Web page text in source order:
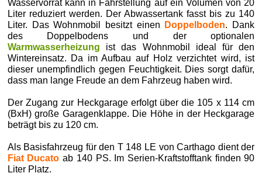
Wasservorrat kann in Fahrstellung auf ein Volumen von 20
Liter reduziert werden. Der Abwassertank fasst bis zu 140
Liter. Das Wohnmobil besitzt einen
Doppelboden. Dank
des Doppelbodens und der optionalen
Warmwasserheizung ist das Wohnmobil ideal für den
Wintereinsatz. Da im Aufbau auf Holz verzichtet wird, ist
dieser unempfindlich gegen Feuchtigkeit. Dies sorgt dafür,
dass man lange Freude an dem Fahrzeug haben wird.
Der Zugang zur Heckgarage erfolgt über die 105 x 114 cm
(BxH) große Garagenklappe. Die Höhe in der Heckgarage
beträgt bis zu 120 cm.
Als Basisfahrzeug für den T 148 LE von Carthago dient der
Fiat Ducato ab 140 PS. Im Serien-Kraftstofftank finden 90
Liter Platz.